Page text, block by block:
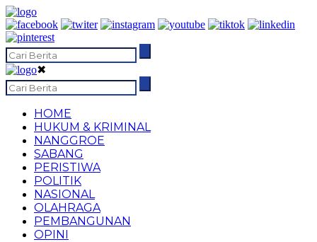
✖
HOME
HUKUM & KRIMINAL
NANGGROE
SABANG
PERISTIWA
POLITIK
NASIONAL
OLAHRAGA
PEMBANGUNAN
OPINI